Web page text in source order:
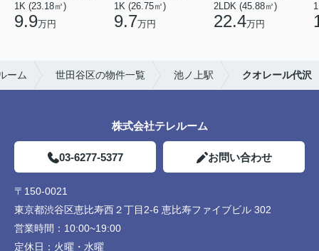
1K (23.18㎡)
9.9万円
1K (26.75㎡)
9.7万円
2LDK (45.88㎡)
22.4万円
ーム 世田谷区の物件一覧 池ノ上駅 クオレール代沢
株式会社テレルーム
03-6277-5377 お問い合わせ
〒150-0021
東京都渋谷区恵比寿西２丁目2-6 恵比寿ファイブビル 302
営業時間： 10:00~19:00
定休日： 火曜・水曜